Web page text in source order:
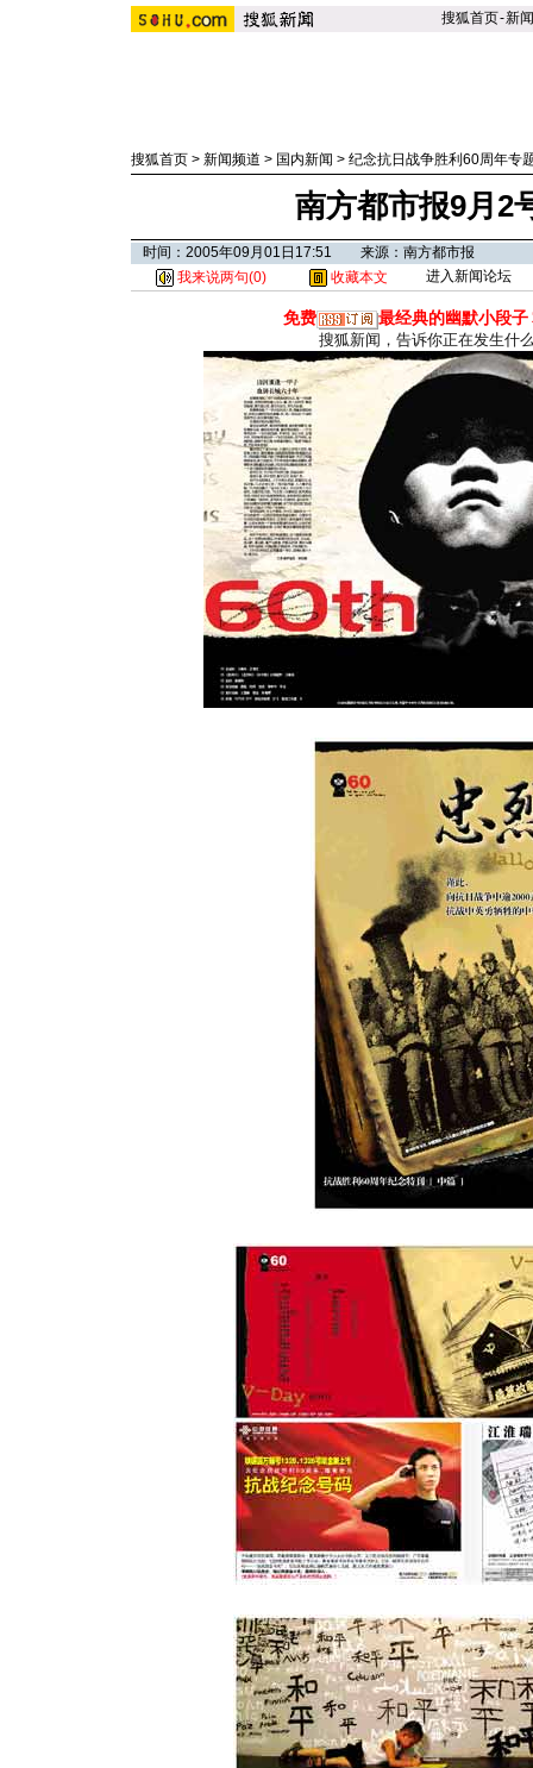
搜狐首页-新闻
搜狐首页 > 新闻频道 > 国内新闻 > 纪念抗日战争胜利60周年专
南方都市报9月2
时间：2005年09月01日17:51 来源：南方都市报
我来说两句(0) 收藏本文 进入新闻论坛
免费 最经典的幽默小段子
搜狐新闻，告诉你正在发生什